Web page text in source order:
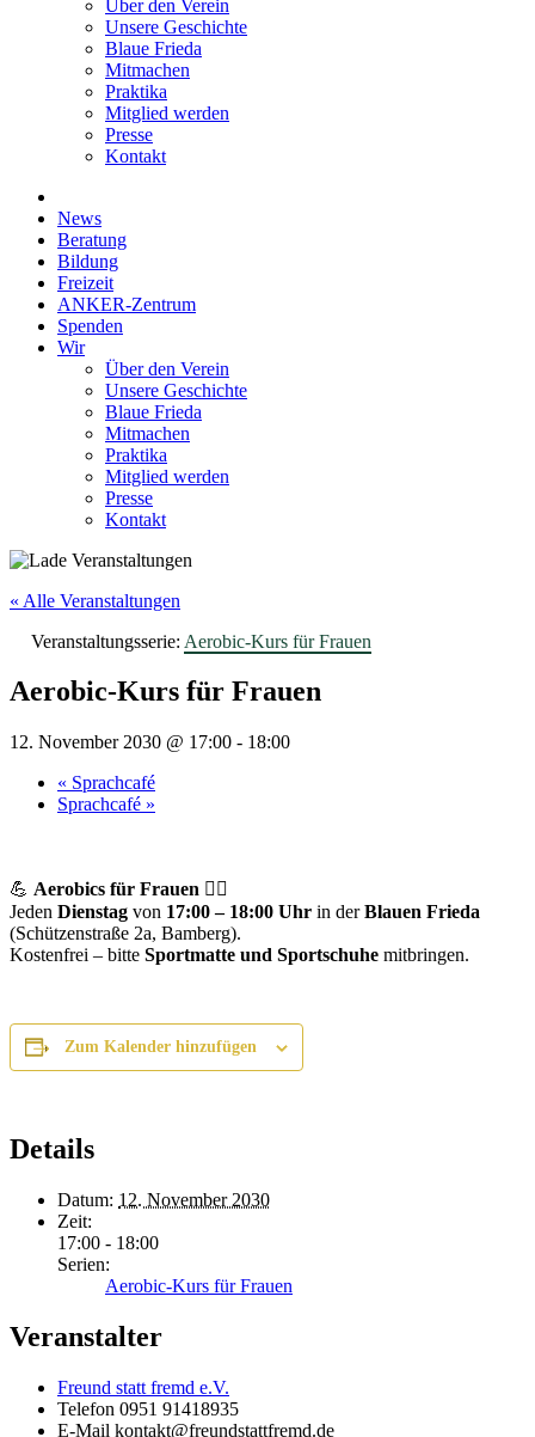
Über den Verein
Unsere Geschichte
Blaue Frieda
Mitmachen
Praktika
Mitglied werden
Presse
Kontakt
News
Beratung
Bildung
Freizeit
ANKER-Zentrum
Spenden
Wir
Über den Verein
Unsere Geschichte
Blaue Frieda
Mitmachen
Praktika
Mitglied werden
Presse
Kontakt
« Alle Veranstaltungen
Veranstaltungsserie: Aerobic-Kurs für Frauen
Aerobic-Kurs für Frauen
12. November 2030 @ 17:00 - 18:00
« Sprachcafé
Sprachcafé »
💪 Aerobics für Frauen 🤸‍♀️
Jeden Dienstag von 17:00 – 18:00 Uhr in derBlauen Frieda
(Schützenstraße 2a, Bamberg).
Kostenfrei – bitte Sportmatte und Sportschuhe mitbringen.
Zum Kalender hinzufügen
Details
Datum: 12. November 2030
Zeit:
17:00 - 18:00
Serien:
Aerobic-Kurs für Frauen
Veranstalter
Freund statt fremd e.V.
Telefon 0951 91418935
E-Mail kontakt@freundstattfremd.de